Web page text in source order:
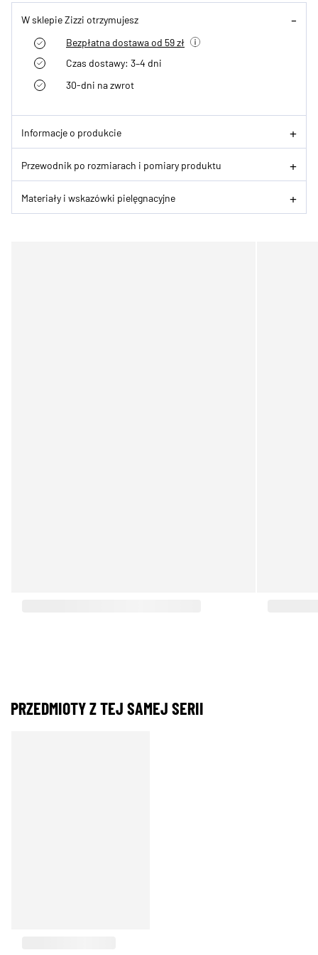
W sklepie Zizzi otrzymujesz
Bezpłatna dostawa od 59 zł
Czas dostawy: 3–4 dni
30-dni na zwrot
Informacje o produkcie
Przewodnik po rozmiarach i pomiary produktu
Materiały i wskazówki pielęgnacyjne
PRZEDMIOTY Z TEJ SAMEJ SERII